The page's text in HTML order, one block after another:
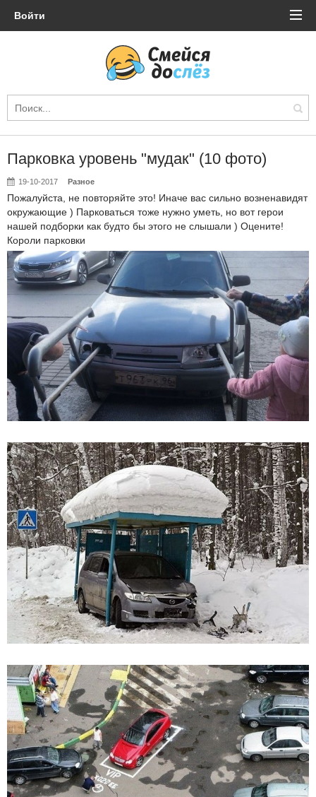
Войти
Парковка уровень "мудак" (10 фото)
19-10-2017 Разное
Пожалуйста, не повторяйте это! Иначе вас сильно возненавидят
окружающие ) Парковаться тоже нужно уметь, но вот герои
нашей подборки как будто бы этого не слышали ) Оцените!
Короли парковки